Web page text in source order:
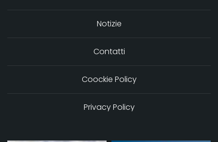
Notizie
Contatti
Coockie Policy
Privacy Policy